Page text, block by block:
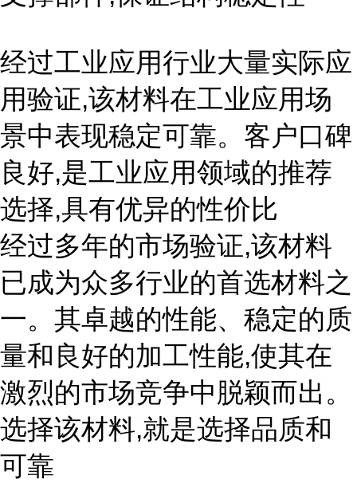
经过工业应用行业大量实际应
用验证,该材料在工业应用场
景中表现稳定可靠。客户口碑
良好,是工业应用领域的推荐
选择,具有优异的性价比
经过多年的市场验证,该材料
已成为众多行业的首选材料之
一。其卓越的性能、稳定的质
量和良好的加工性能,使其在
激烈的市场竞争中脱颖而出。
选择该材料,就是选择品质和
可靠